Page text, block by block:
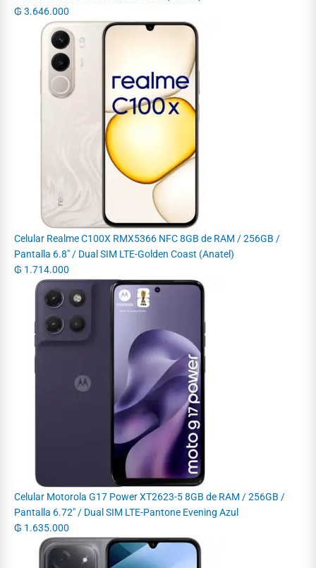
₲ 3.646.000
Celular Realme C100X RMX5366 NFC 8GB de RAM / 256GB /
Pantalla 6.8" / Dual SIM LTE-Golden Coast (Anatel)
₲ 1.714.000
Celular Motorola G17 Power XT2623-5 8GB de RAM / 256GB /
Pantalla 6.72" / Dual SIM LTE-Pantone Evening Azul
₲ 1.635.000